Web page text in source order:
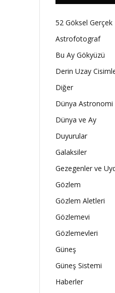
52 Göksel Gerçek
Astrofotograf
Bu Ay Gökyüzü
Derin Uzay
Diğer
Dünya Astronomi
Dünya ve Ay
Duyurular
Galaksiler
Gezegenler ve
Gözlem
Gözlem Aletleri
Gözlemevi
Gözlemevleri
Güneş
Güneş Sistemi
Haberler